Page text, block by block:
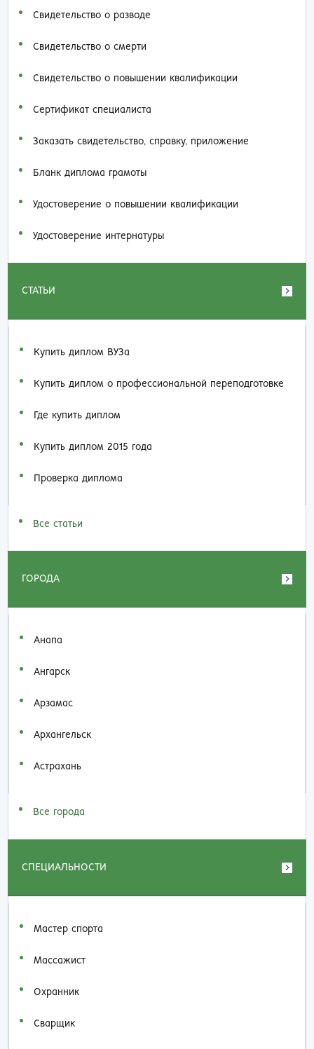
Свидетельство о разводе
Свидетельство о смерти
Свидетельство о повышении квалификации
Сертификат специалиста
Заказать cвидетельство, справку, приложение
Бланк диплома грамоты
Удостоверение о повышении квалификации
Удостоверение интернатуры
СТАТЬИ
Купить диплом ВУЗа
Купить диплом о профессиональной переподготовке
Где купить диплом
Купить диплом 2015 года
Проверка диплома
Все статьи
ГОРОДА
Анапа
Ангарск
Арзамас
Архангельск
Астрахань
Все города
СПЕЦИАЛЬНОСТИ
Мастер спорта
Массажист
Охранник
Сварщик